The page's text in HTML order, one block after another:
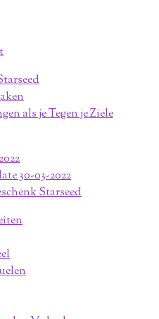
als je Tegen je Ziele
30-03-2022
Starseed